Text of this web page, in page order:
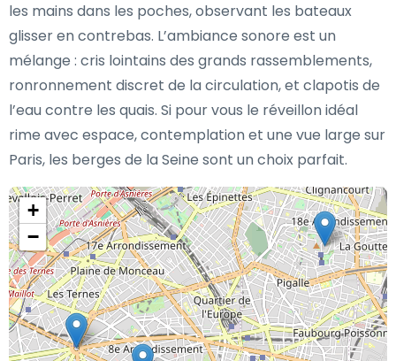
les mains dans les poches, observant les bateaux
glisser en contrebas. L’ambiance sonore est un
mélange : cris lointains des grands rassemblements,
ronronnement discret de la circulation, et clapotis de
l’eau contre les quais. Si pour vous le réveillon idéal
rime avec espace, contemplation et une vue large sur
Paris, les berges de la Seine sont un choix parfait.
+
−